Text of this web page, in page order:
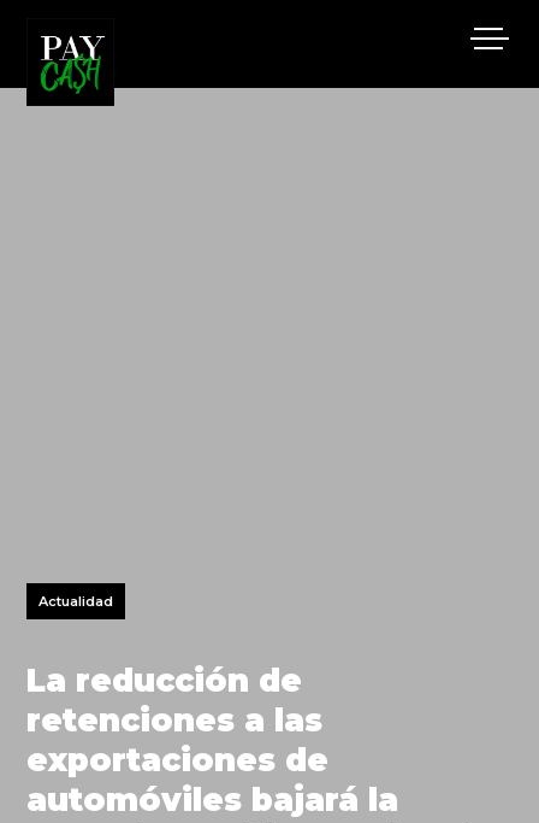
Actualidad
La reducción de
retenciones a las
exportaciones de
automóviles bajará la